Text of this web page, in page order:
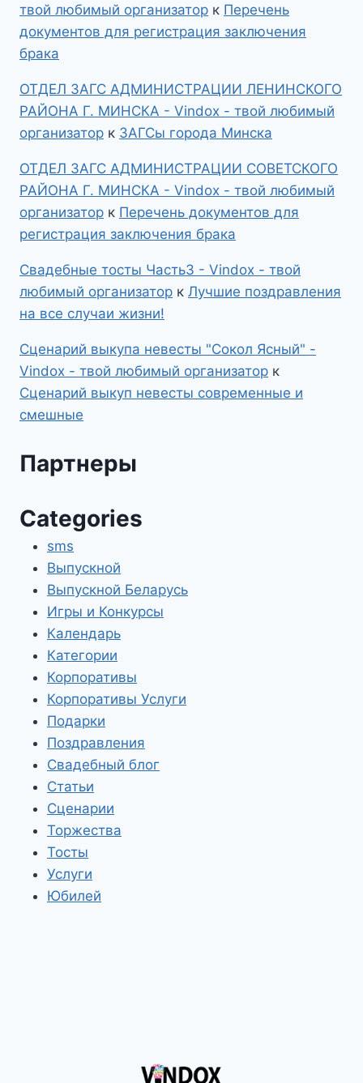
твой любимый организатор к Перечень
документов для регистрация заключения
брака
ОТДЕЛ ЗАГС АДМИНИСТРАЦИИ ЛЕНИНСКОГО
РАЙОНА Г. МИНСКА - Vindox - твой любимый
организатор к ЗАГСы города Минска
ОТДЕЛ ЗАГС АДМИНИСТРАЦИИ СОВЕТСКОГО
РАЙОНА Г. МИНСКА - Vindox - твой любимый
организатор к Перечень документов для
регистрация заключения брака
Свадебные тосты Часть3 - Vindox - твой
любимый организатор к Лучшие поздравления
на все случаи жизни!
Сценарий выкупа невесты "Сокол Ясный" -
Vindox - твой любимый организатор к
Сценарий выкуп невесты современные и
смешные
Партнеры
Categories
sms
Выпускной
Выпускной Беларусь
Игры и Конкурсы
Календарь
Категории
Корпоративы
Корпоративы Услуги
Подарки
Поздравления
Свадебный блог
Статьи
Сценарии
Торжества
Тосты
Услуги
Юбилей